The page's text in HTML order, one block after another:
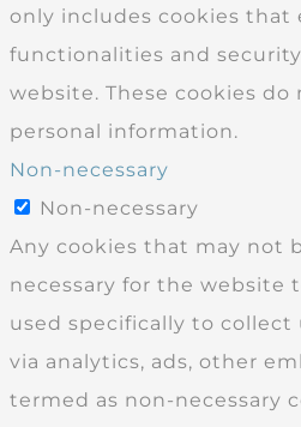
only includes cookies that
functionalities and
website. These cookies do
personal information.
Non-necessary
Non-necessary
Any cookies that may not
necessary for the website
used specifically to collect
via analytics, ads, other
termed as non-necessary